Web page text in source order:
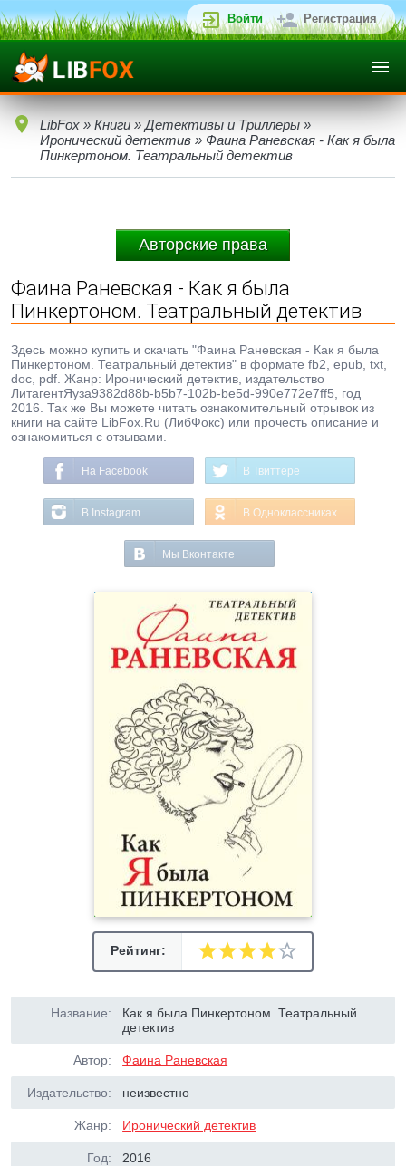
Войти Регистрация
LibFox » Книги » Детективы и Триллеры »
Иронический детектив » Фаина Раневская - Как я была
Пинкертоном. Театральный детектив
Авторские права
Фаина Раневская - Как я была
Пинкертоном. Театральный детектив
Здесь можно купить и скачать "Фаина Раневская - Как я была
Пинкертоном. Театральный детектив" в формате fb2, epub, txt,
doc, pdf. Жанр: Иронический детектив, издательство
ЛитагентЯуза9382d88b-b5b7-102b-be5d-990e772e7ff5, год
2016. Так же Вы можете читать ознакомительный отрывок из
книги на сайте LibFox.Ru (ЛибФокс) или прочесть описание и
ознакомиться с отзывами.
На Facebook В Твиттере
В Instagram В Одноклассниках
Мы Вконтакте
Рейтинг:
Название:
Как я была Пинкертоном. Театральный
детектив
Автор: Фаина Раневская
Издательство: неизвестно
Жанр: Иронический детектив
Год: 2016